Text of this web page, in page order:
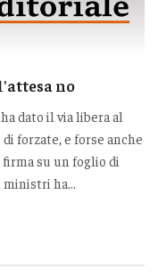
no
dato il via libera al
forzate, e forse anche
su un foglio di
ministri ha...